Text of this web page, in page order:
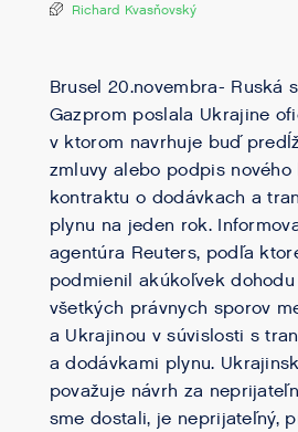
Richard Kvasňovský
Brusel 20.novembra- Ruská
Gazprom poslala Ukrajine
v ktorom navrhuje buď
zmluvy alebo podpis
kontraktu o dodávkach a
plynu na jeden rok.
agentúra Reuters, podľa
podmienil akúkoľvek
všetkých právnych sporov
a Ukrajinou v súvislosti s
a dodávkami plynu.
považuje návrh za
sme dostali, je neprijateľný,